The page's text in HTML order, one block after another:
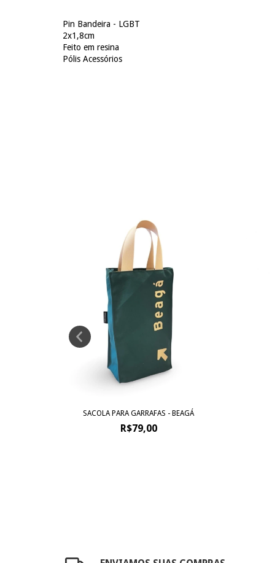
Pin Bandeira - LGBT
2x1,8cm
Feito em resina
Pólis Acessórios
SACOLA PARA GARRAFAS - BEAGÁ
R$79,00